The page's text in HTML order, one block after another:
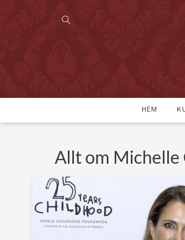
HEM
Allt om Michelle